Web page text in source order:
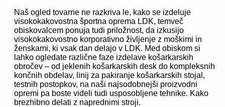
Naš ogled tovarne ne razkriva le, kako se izdeluje
visokokakovostna športna oprema LDK, temveč
obiskovalcem ponuja tudi priložnost, da izkusijo
visokokakovostno korporativno življenje z moškimi in
ženskami, ki vsak dan delajo v LDK. Med obiskom si
lahko ogledate različne faze izdelave košarkarskih
obročev – od jeklenih košarkarskih desk do kompleksnih
končnih obdelav, linij za pakiranje košarkarskih stojal,
testnih postopkov, na naši najsodobnejši proizvodni
opremi pa boste videli tudi usposobljene tehnike. Kako
brezhibno delati z naprednimi stroji.